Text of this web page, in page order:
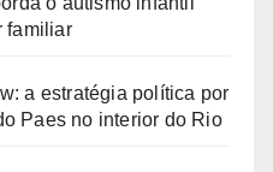
familiar
a estratégia política por
Paes no interior do Rio